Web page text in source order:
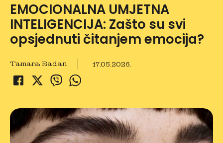
EMOCIONALNA UMJETNA
INTELIGENCIJA: Zašto su svi
opsjednuti čitanjem emocija?
Tamara Radan 17.05.2026.